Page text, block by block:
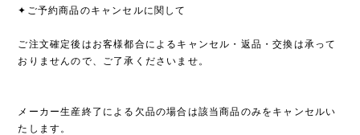
✦ご予約商品のキャンセルに関して
ご注文確定後はお客様都合によるキャンセル・返品・交換は承って
おりませんので、ご了承くださいませ。
メーカー生産終了による欠品の場合は該当商品のみをキャンセルい
たします。